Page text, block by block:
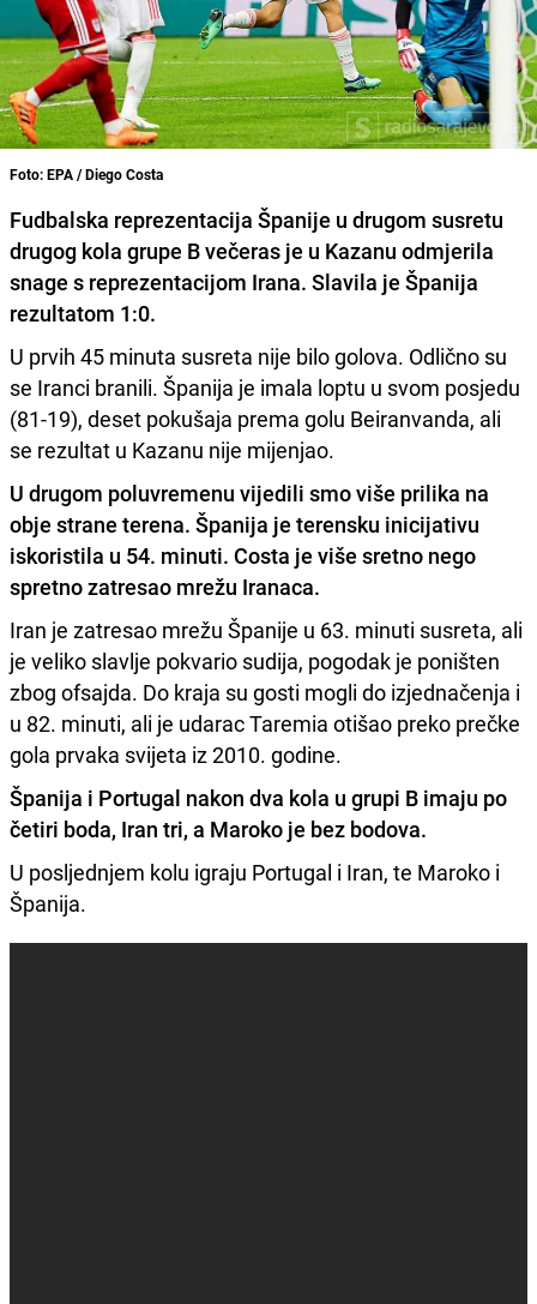
Foto: EPA / Diego Costa
Fudbalska reprezentacija Španije u drugom susretu
drugog kola grupe B večeras je u Kazanu odmjerila
snage s reprezentacijom Irana. Slavila je Španija
rezultatom 1:0.
U prvih 45 minuta susreta nije bilo golova. Odlično su
se Iranci branili. Španija je imala loptu u svom posjedu
(81-19), deset pokušaja prema golu Beiranvanda, ali
se rezultat u Kazanu nije mijenjao.
U drugom poluvremenu vijedili smo više prilika na
obje strane terena. Španija je terensku inicijativu
iskoristila u 54. minuti. Costa je više sretno nego
spretno zatresao mrežu Iranaca.
Iran je zatresao mrežu Španije u 63. minuti susreta, ali
je veliko slavlje pokvario sudija, pogodak je poništen
zbog ofsajda. Do kraja su gosti mogli do izjednačenja i
u 82. minuti, ali je udarac Taremia otišao preko prečke
gola prvaka svijeta iz 2010. godine.
Španija i Portugal nakon dva kola u grupi B imaju po
četiri boda, Iran tri, a Maroko je bez bodova.
U posljednjem kolu igraju Portugal i Iran, te Maroko i
Španija.